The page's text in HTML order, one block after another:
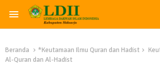
Beranda *Keutamaan Ilmu Quran dan Hadist
Al-Quran dan Al-Hadist